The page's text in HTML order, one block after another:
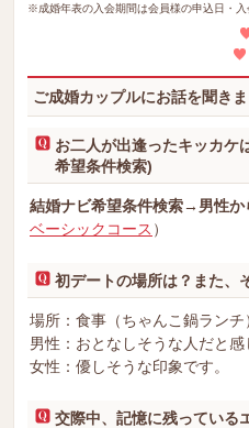
※成婚年表の入会期間は会員様の申込日・入
ご成婚カップルにお話を聞きま
お二人が出逢ったキッカケ
希望条件検索)
結婚ナビ希望条件検索→男性か
ベーシックコース ）
初デートの場所は？また、
場所：食事（ちゃんこ鍋ランチ
男性：おとなしそうな人だと感
女性：優しそうな印象です。
交際中、記憶に残っている